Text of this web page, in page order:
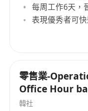
每周工作6天，
表現優秀者可
零售業-
Office Hour
韓社